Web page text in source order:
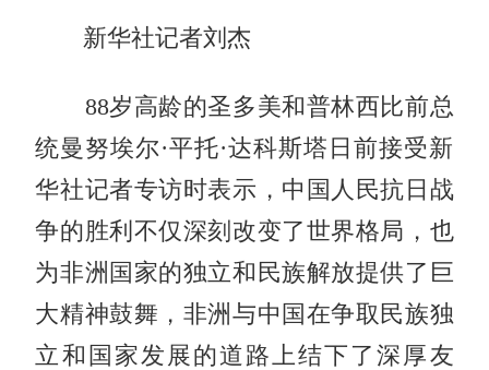
新华社记者刘杰
88岁高龄的圣多美和普林西比前总
统曼努埃尔·平托·达科斯塔日前接受新
华社记者专访时表示，中国人民抗日战
争的胜利不仅深刻改变了世界格局，也
为非洲国家的独立和民族解放提供了巨
大精神鼓舞，非洲与中国在争取民族独
立和国家发展的道路上结下了深厚友